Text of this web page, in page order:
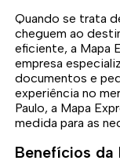
Quando se trata
cheguem ao
eficiente, a Mapa
empresa
documentos e
experiência no
Paulo, a Mapa
medida para as
Benefícios da